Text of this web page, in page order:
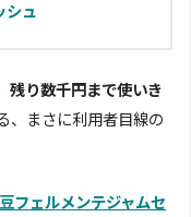
シュ
残り数千円まで使いき
、まさに利用者目線の
フェルメンテジャムセ